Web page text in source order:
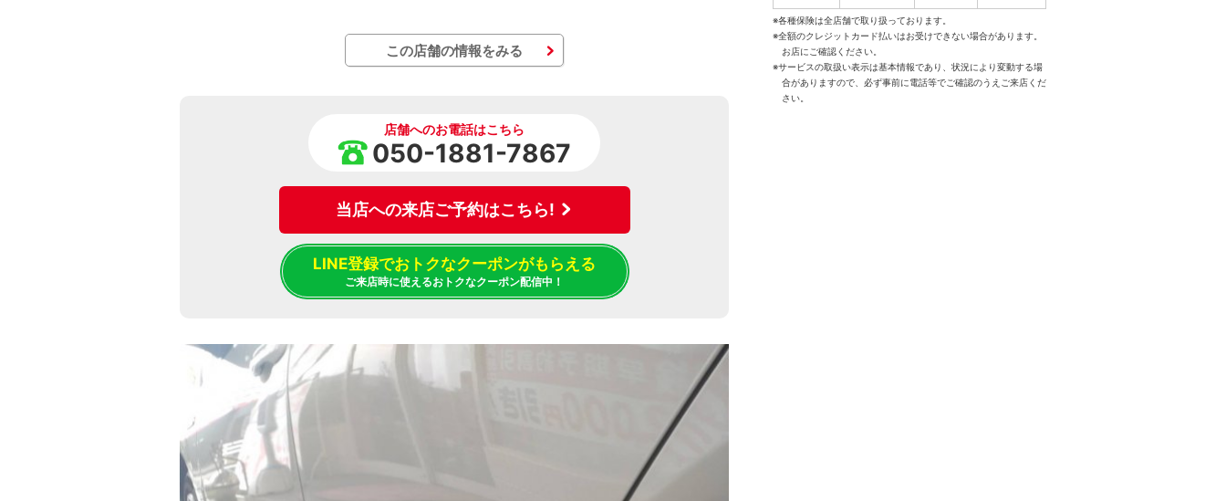
この店舗の情報をみる
店舗へのお電話はこちら
050-1881-7867
当店への来店ご予約はこちら!
LINE登録でおトクなクーポンがもらえる
ご来店時に使えるおトクなクーポン配信中！
※各種保険は全店舗で取り扱っております。
※全額のクレジットカード払いはお受けできない場合があります。
お店にご確認ください。
※サービスの取扱い表示は基本情報であり、状況により変動する場
合がありますので、必ず事前に電話等でご確認のうえご来店くだ
さい。